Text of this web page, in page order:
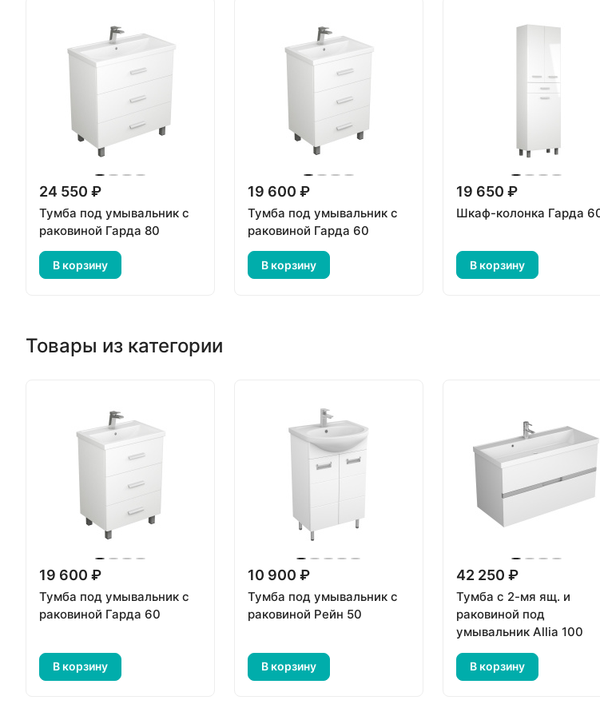
24 550 ₽
Тумба под умывальник с
раковиной Гарда 80
В корзину
19 600 ₽
Тумба под умывальник с
раковиной Гарда 60
В корзину
19 650 ₽
Шкаф-колонка Гарда
В корзину
Товары из категории
19 600 ₽
Тумба под умывальник с
раковиной Гарда 60
В корзину
10 900 ₽
Тумба под умывальник с
раковиной Рейн 50
В корзину
42 250 ₽
Тумба с 2-мя ящ. и
раковиной под
умывальник Allia 100
В корзину